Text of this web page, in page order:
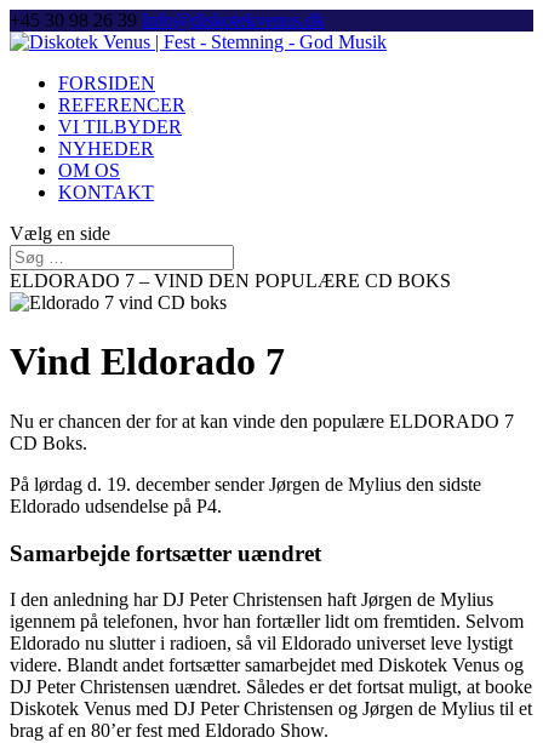
+45 30 98 26 39 Info@diskotekvenus.dk
FORSIDEN
REFERENCER
VI TILBYDER
NYHEDER
OM OS
KONTAKT
Vælg en side
ELDORADO 7 – VIND DEN POPULÆRE CD BOKS
Vind Eldorado 7
Nu er chancen der for at kan vinde den populære ELDORADO 7
CD Boks.
På lørdag d. 19. december sender Jørgen de Mylius den sidste
Eldorado udsendelse på P4.
Samarbejde fortsætter uændret
I den anledning har DJ Peter Christensen haft Jørgen de Mylius
igennem på telefonen, hvor han fortæller lidt om fremtiden. Selvom
Eldorado nu slutter i radioen, så vil Eldorado universet leve lystigt
videre. Blandt andet fortsætter samarbejdet med Diskotek Venus og
DJ Peter Christensen uændret. Således er det fortsat muligt, at booke
Diskotek Venus med DJ Peter Christensen og Jørgen de Mylius til et
brag af en 80’er fest med Eldorado Show.